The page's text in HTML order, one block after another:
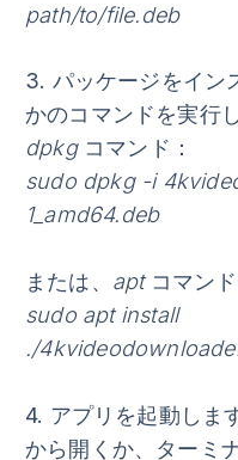
path/to/file.deb
3. パッケージをイン
かのコマンドを実行
dpkgコマンド：
sudo dpkg -i
1_amd64.deb
または、 aptコマンド
sudo apt install
./
4. アプリを起動しま
から開くか、ターミ